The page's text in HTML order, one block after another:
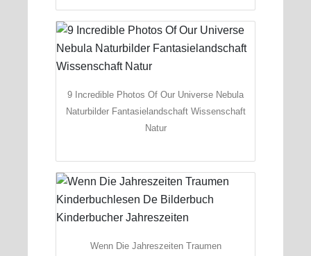
9 Incredible Photos Of Our Universe Nebula
Naturbilder Fantasielandschaft Wissenschaft
Natur
Wenn Die Jahreszeiten Traumen